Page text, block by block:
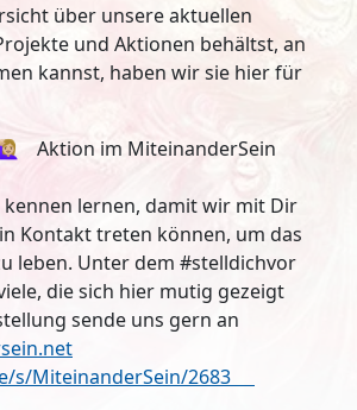
über unsere aktuellen
und Aktionen behältst, an
kannst, haben wir sie hier für
Aktion im MiteinanderSein
lernen, damit wir mit Dir
Kontakt treten können, um das
leben. Unter dem #stelldichvor
die sich hier mutig gezeigt
sende uns gern an
s/MiteinanderSein/2683